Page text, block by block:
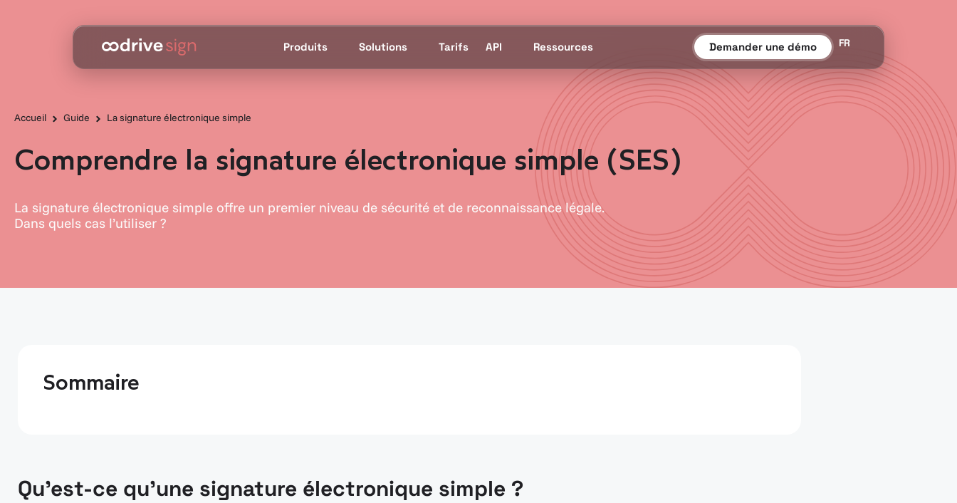
Produits Solutions Tarifs API Ressources Demander une démo FR
Accueil Guide La signature électronique simple
Comprendre la signature électronique simple (SES)
La signature électronique simple offre un premier niveau de sécurité et de reconnaissance légale.
Dans quels cas l’utiliser ?
Sommaire
Qu’est-ce qu’une signature électronique simple ?